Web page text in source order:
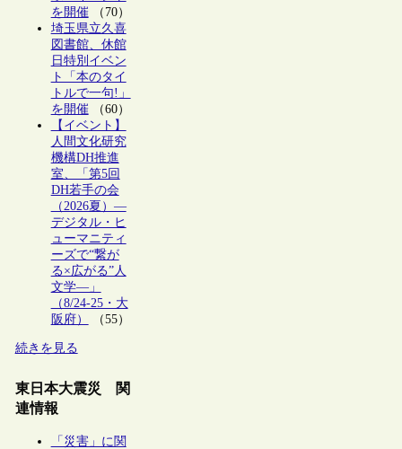
を開催（70）
埼玉県立久喜
図書館、休館
日特別イベン
ト「本のタイ
トルで一句!」
を開催（60）
【イベント】
人間文化研究
機構DH推進
室、「第5回
DH若手の会
（2026夏）―
デジタル・ヒ
ューマニティ
ーズで“繋が
る×広がる”人
文学―」
（8/24-25・大
阪府）
（55）
続きを見る
東日本大震災 関
連情報
「災害」に関